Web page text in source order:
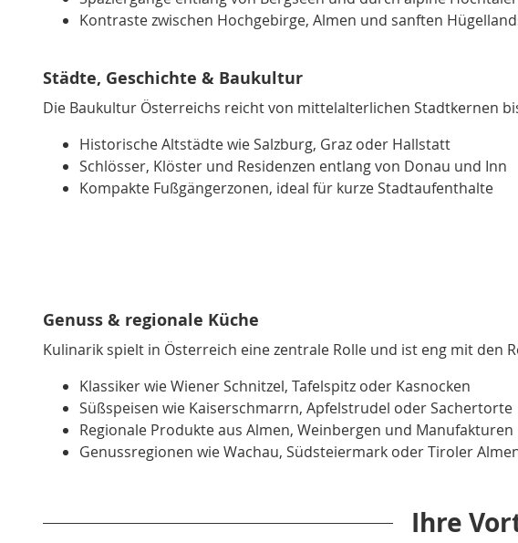
Kontraste zwischen Hochgebirge, Almen und sanften
Städte, Geschichte & Baukultur
Die Baukultur Österreichs reicht von mittelalterlichen Stadtkernen
Historische Altstädte wie Salzburg, Graz oder Hallstatt
Schlösser, Klöster und Residenzen entlang von Donau und Inn
Kompakte Fußgängerzonen, ideal für kurze Stadtaufenthalte
Genuss & regionale Küche
Kulinarik spielt in Österreich eine zentrale Rolle und ist eng mit den
Klassiker wie Wiener Schnitzel, Tafelspitz oder Kasnocken
Süßspeisen wie Kaiserschmarrn, Apfelstrudel oder Sachertorte
Regionale Produkte aus Almen, Weinbergen und Manufakturen
Genussregionen wie Wachau, Südsteiermark oder Tiroler
Ihre